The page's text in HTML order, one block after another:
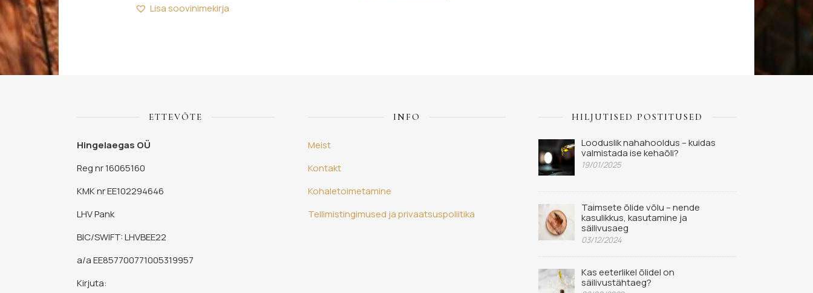
Lisa soovinimekirja
ETTEVÕTE
Hingelaegas OÜ
Reg nr 16065160
KMK nr EE102294646
LHV Pank
BIC/SWIFT: LHVBEE22
a/a EE857700771005319957
Kirjuta:
INFO
Meist
Kontakt
Kohaletoimetamine
Tellimistingimused ja privaatsuspoliitika
HILJUTISED POSTITUSED
Looduslik nahahooldus – kuidas
valmistada ise kehaõli?
19/01/2025
Taimsete õlide võlu – nende
kasulikkus, kasutamine ja
säilivusaeg
03/12/2024
Kas eeterlikel õlidel on
säilivustähtaeg?